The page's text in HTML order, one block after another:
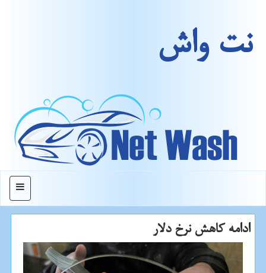
نت واش
منو
ادامه كاهش نرخ دلار